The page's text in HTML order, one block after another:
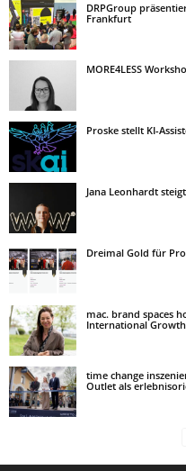
DRPGroup
Frankfurt
MORE4LESS
Proske stellt KI-
Jana Leonhardt
Dreimal Gold für
mac. brand spaces
International
time change
Outlet als